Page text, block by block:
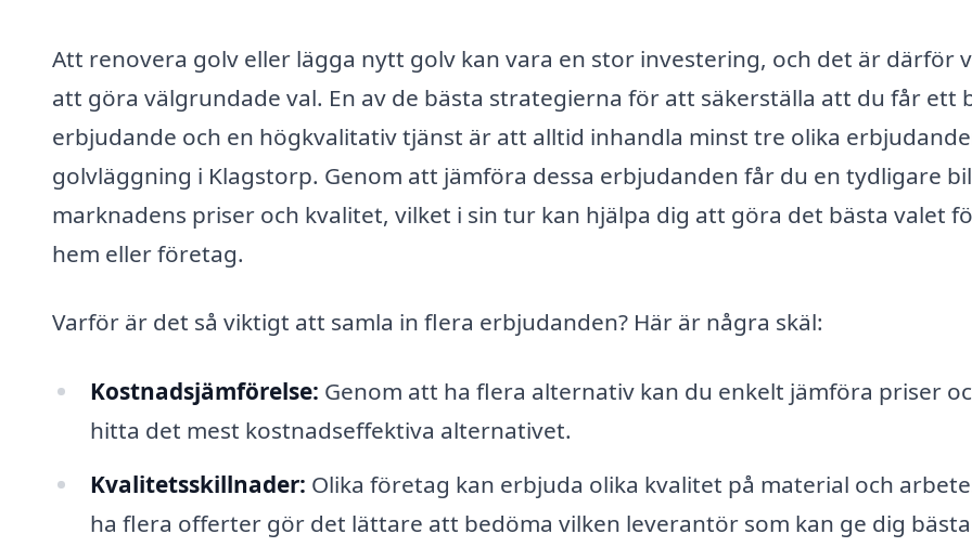
Att renovera golv eller lägga nytt golv kan vara en stor investering, och det är därför
att göra välgrundade val. En av de bästa strategierna för att säkerställa att du får ett
erbjudande och en högkvalitativ tjänst är att alltid inhandla minst tre olika
golvläggning i Klagstorp. Genom att jämföra dessa erbjudanden får du en tydligare
marknadens priser och kvalitet, vilket i sin tur kan hjälpa dig att göra det bästa valet
hem eller företag.
Varför är det så viktigt att samla in flera erbjudanden? Här är några skäl:
Kostnadsjämförelse: Genom att ha flera alternativ kan du enkelt jämföra priser
hitta det mest kostnadseffektiva alternativet.
Kvalitetsskillnader: Olika företag kan erbjuda olika kvalitet på material och
ha flera offerter gör det lättare att bedöma vilken leverantör som kan ge dig bästa